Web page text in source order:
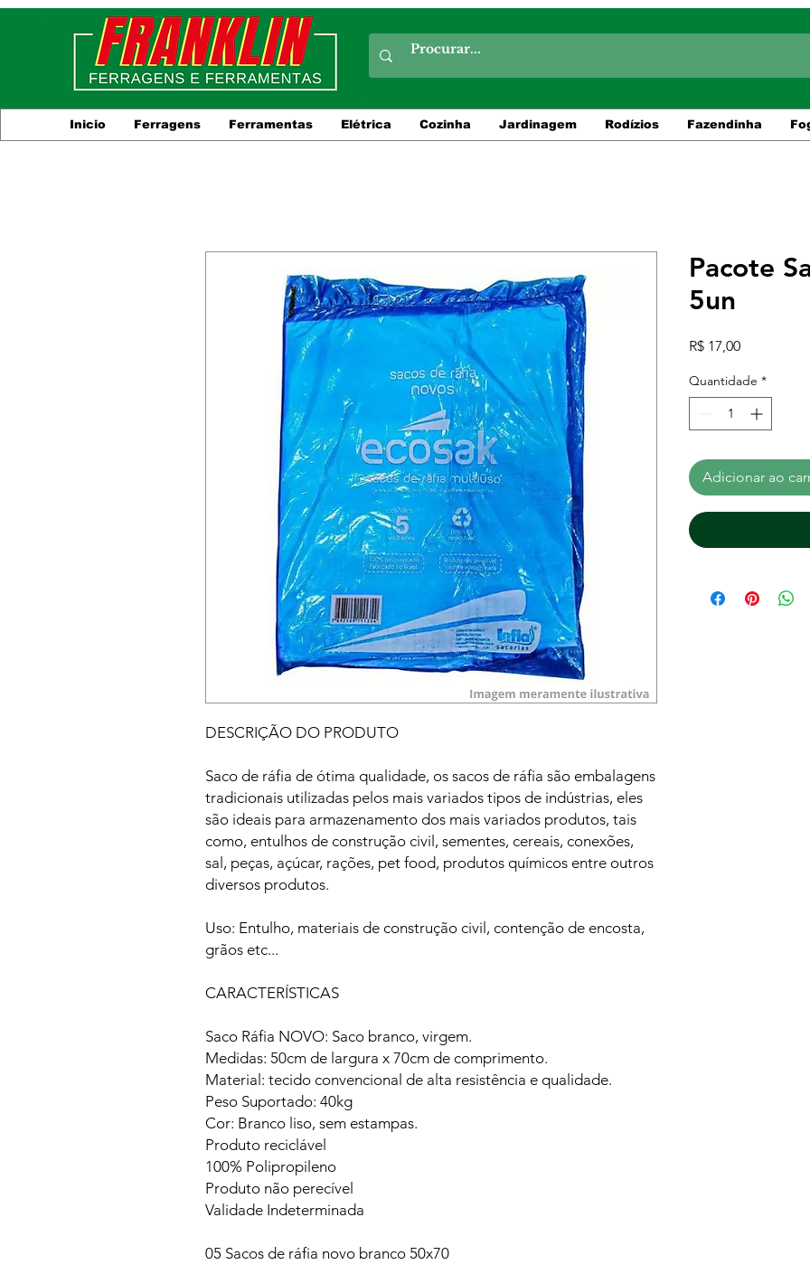
Inicio Ferragens Ferramentas Elétrica Cozinha Jardinagem Rodízios Fazendinha
DESCRIÇÃO DO PRODUTO
Saco de ráfia de ótima qualidade, os sacos de ráfia são embalagens
tradicionais utilizadas pelos mais variados tipos de indústrias, eles
são ideais para armazenamento dos mais variados produtos, tais
como, entulhos de construção civil, sementes, cereais, conexões,
sal, peças, açúcar, rações, pet food, produtos químicos entre outros
diversos produtos.
Uso: Entulho, materiais de construção civil, contenção de encosta,
grãos etc...
CARACTERÍSTICAS
Saco Ráfia NOVO: Saco branco, virgem.
Medidas: 50cm de largura x 70cm de comprimento.
Material: tecido convencional de alta resistência e qualidade.
Peso Suportado: 40kg
Cor: Branco liso, sem estampas.
Produto reciclável
100% Polipropileno
Produto não perecível
Validade Indeterminada
05 Sacos de ráfia novo branco 50x70
Pacote
5un
R$ 17,00Preço
Quantidade *
Adicionar ao